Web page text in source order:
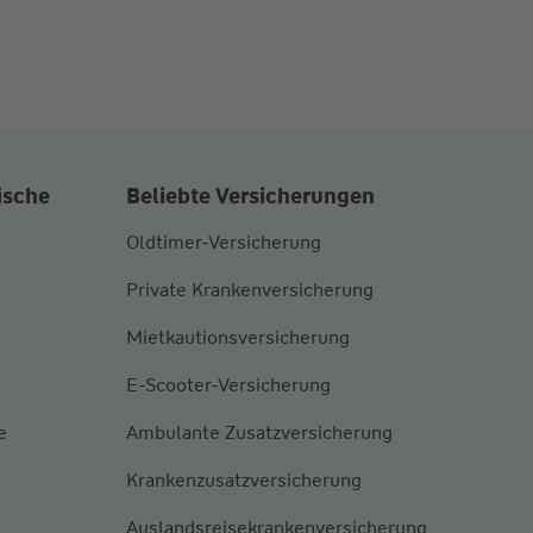
Beliebte Versicherungen
Oldtimer-Versicherung
Private Krankenversicherung
Mietkautionsversicherung
E-Scooter-Versicherung
Ambulante Zusatzversicherung
Krankenzusatzversicherung